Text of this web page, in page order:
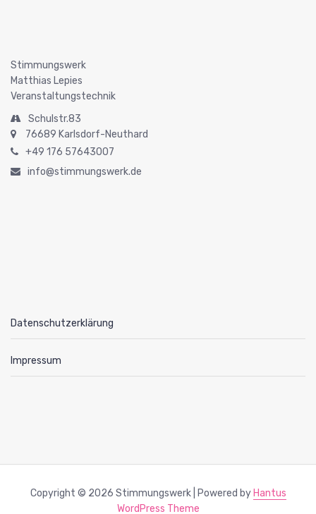
Stimmungswerk
Matthias Lepies
Veranstaltungstechnik
Schulstr.83
76689 Karlsdorf-Neuthard
+49 176 57643007
info@stimmungswerk.de
Datenschutzerklärung
Impressum
Copyright © 2026 Stimmungswerk | Powered by Hantus
WordPress Theme